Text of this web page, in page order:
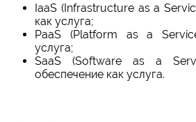
IaaS (Infrastructure as a
как услуга;
PaaS (Platform as a
услуга;
SaaS (Software as a
обеспечение как услуга.